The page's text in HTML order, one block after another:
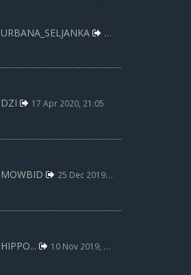
URBANA_SELJANKA 02 Maj 2020, 21:25
DZI 17 Apr 2020, 21:05
MOWBID 25 Dec 2019, 12:01
HIPPO... 10 Nov 2019, 01:30